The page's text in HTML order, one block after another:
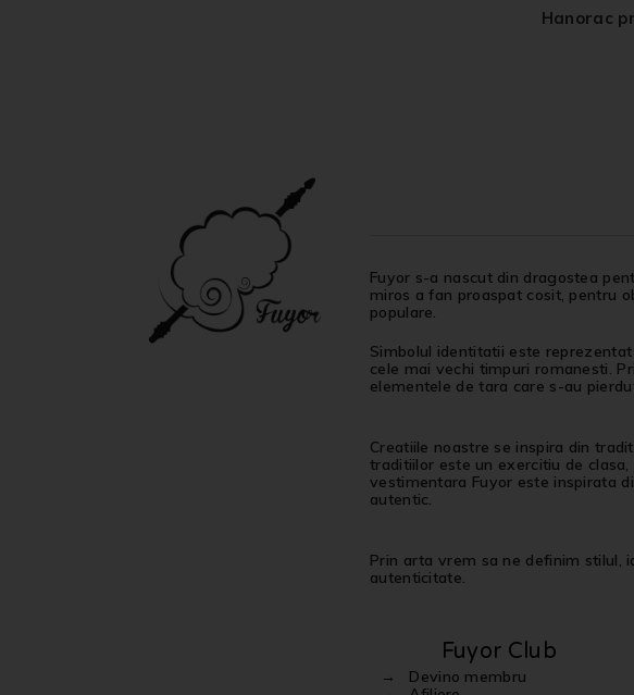
Hanorac
Fuyor s-a nascut din dragostea
miros a fan proaspat cosit, pentru
populare.
Simbolul identitatii este
cele mai vechi timpuri romanesti.
elementele de tara care s-au
Creatiile noastre se inspira din
traditiilor este un exercitiu de
vestimentara Fuyor este inspirata
autentic.
Prin arta vrem sa ne definim stilul,
autenticitate.
Fuyor Club
Devino membru